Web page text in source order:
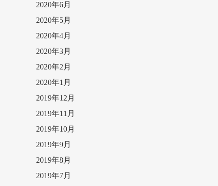
2020年6月
2020年5月
2020年4月
2020年3月
2020年2月
2020年1月
2019年12月
2019年11月
2019年10月
2019年9月
2019年8月
2019年7月